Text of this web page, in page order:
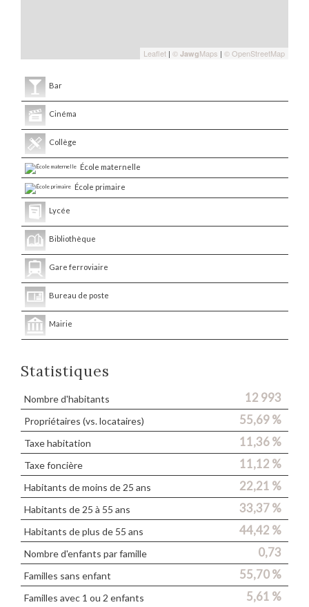
Leaflet | © JawgMaps | © OpenStreetMap
Bar
Cinéma
Collège
École maternelle
École primaire
Lycée
Bibliothèque
Gare ferroviaire
Bureau de poste
Mairie
Statistiques
Nombre d'habitants 12 993
Propriétaires (vs. locataires) 55,69 %
Taxe habitation 11,36 %
Taxe foncière 11,12 %
Habitants de moins de 25 ans 22,21 %
Habitants de 25 à 55 ans 33,37 %
Habitants de plus de 55 ans 44,42 %
Nombre d'enfants par famille 0,73
Familles sans enfant 55,70 %
Familles avec 1 ou 2 enfants 5,61 %